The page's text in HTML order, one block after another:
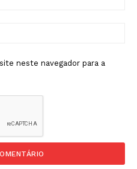
neste navegador para a